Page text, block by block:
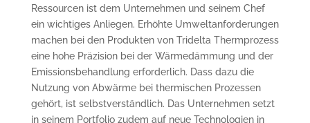
Ressourcen ist dem Unternehmen und seinem Chef
ein wichtiges Anliegen. Erhöhte Umweltanforderungen
machen bei den Produkten von Tridelta Thermprozess
eine hohe Präzision bei der Wärmedämmung und der
Emissionsbehandlung erforderlich. Dass dazu die
Nutzung von Abwärme bei thermischen Prozessen
gehört, ist selbstverständlich. Das Unternehmen setzt
in seinem Portfolio zudem auf neue Technologien in